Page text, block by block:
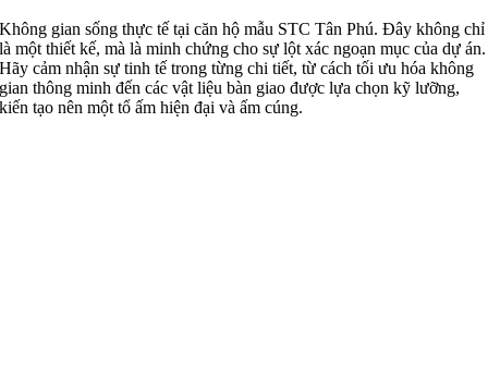
Không gian sống thực tế tại căn hộ mẫu STC Tân Phú. Đây không chỉ
là một thiết kế, mà là minh chứng cho sự lột xác ngoạn mục của dự án.
Hãy cảm nhận sự tinh tế trong từng chi tiết, từ cách tối ưu hóa không
gian thông minh đến các vật liệu bàn giao được lựa chọn kỹ lưỡng,
kiến tạo nên một tổ ấm hiện đại và ấm cúng.